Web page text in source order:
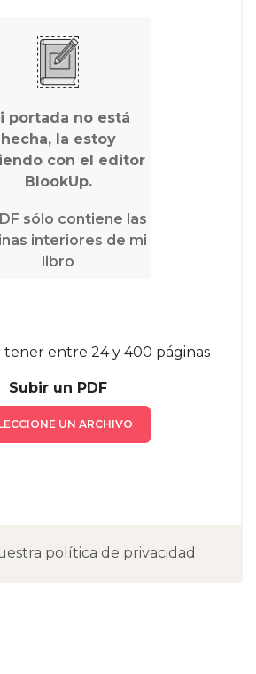
portada no está
hecha, la estoy
con el editor
BlookUp.
sólo contiene las
interiores de mi
libro
tener entre 24 y 400 páginas
Subir un PDF
UN ARCHIVO
política de privacidad